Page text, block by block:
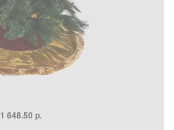
1 648.50 р.